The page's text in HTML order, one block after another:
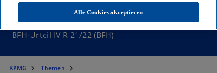
Ursprung
BFH-Urteil IV R 21/22 (BFH)
KPMG
Themen
Alle Cookies akzeptieren